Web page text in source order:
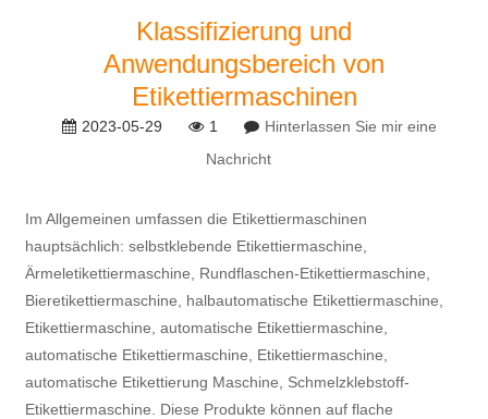
Klassifizierung und
Anwendungsbereich von
Etikettiermaschinen
2023-05-29 1
Hinterlassen Sie mir eine
Nachricht
Im Allgemeinen umfassen die Etikettiermaschinen
hauptsächlich: selbstklebende Etikettiermaschine,
Ärmeletikettiermaschine, Rundflaschen-Etikettiermaschine,
Bieretikettiermaschine, halbautomatische Etikettiermaschine,
Etikettiermaschine, automatische Etikettiermaschine,
automatische Etikettiermaschine, Etikettiermaschine,
automatische Etikettierung Maschine, Schmelzklebstoff-
Etikettiermaschine. Diese Produkte können auf flache